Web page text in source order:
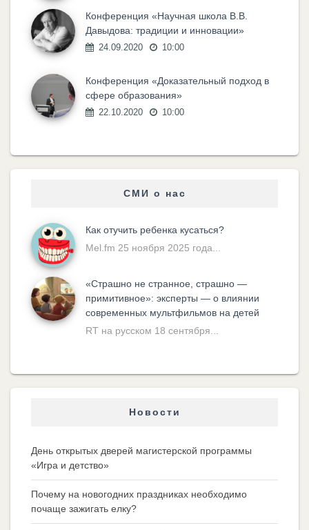
Конференция «Научная школа В.В.
Давыдова: традиции и инновации»
24.09.2020 10:00
Конференция «Доказательный подход в
сфере образования»
22.10.2020 10:00
СМИ о нас
Как отучить ребенка кусаться?
Mel.fm 25 ноября 2025 года...
«Cтрашно не странное, страшно —
примитивное»: эксперты — о влиянии
современных мультфильмов на детей
RT на русском 18 сентября...
Новости
День открытых дверей магистерской программы
«Игра и детство»
Почему на новогодних праздниках необходимо
почаще зажигать елку?